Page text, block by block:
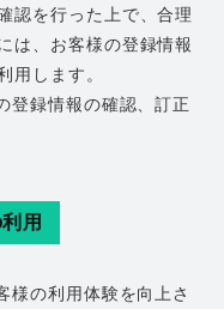
認を行った上で、合理
は、お客様の登録情報
用します。
登録情報の確認、訂正
用
様の利用体験を向上さ